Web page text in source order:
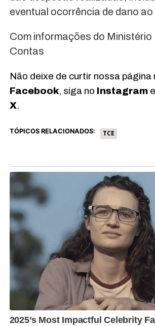
eventual ocorrência de dano ao
Com informações do Ministério
Contas
Não deixe de curtir nossa página
Facebook, siga no Instagram
X.
TÓPICOS RELACIONADOS: TCE